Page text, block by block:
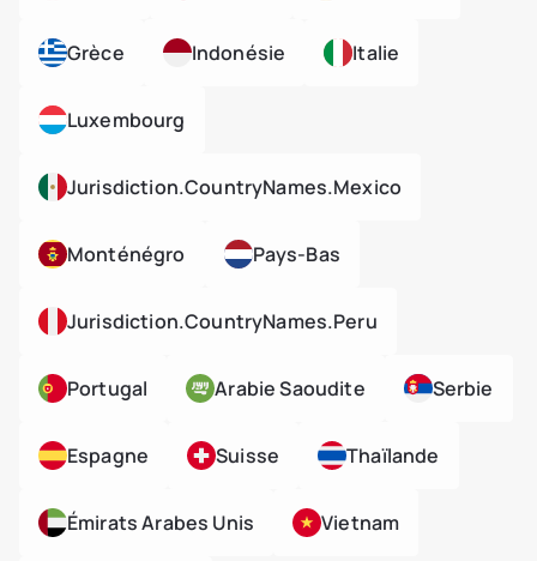
Grèce Indonésie Italie
Luxembourg
Jurisdiction.countryNames.mexico
Monténégro Pays-Bas
Jurisdiction.countryNames.peru
Portugal Arabie Saoudite Serbie
Espagne Suisse Thaïlande
Émirats Arabes Unis Vietnam